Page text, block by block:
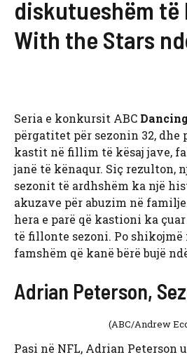
diskutueshëm të
With the Stars
Seria e konkursit ABC
përgatitet për sezonin 32, dhe
kastit në fillim të kësaj jave,
janë të kënaqur. Siç rezulton,
sezonit të ardhshëm ka një
akuzave për abuzim në
hera e parë që kastioni ka
të fillonte sezoni. Po shikojmë
famshëm që kanë bërë bujë
Adrian Peterson,
(ABC/Andrew
Pasi në NFL, Adrian Peterson